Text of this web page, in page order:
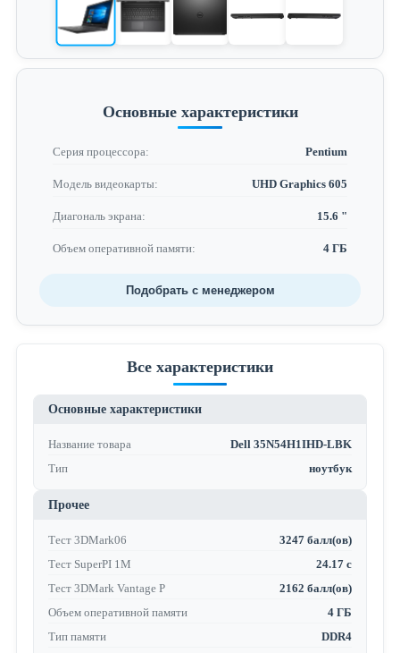
Основные характеристики
Серия процессора: Pentium
Модель видеокарты: UHD Graphics 605
Диагональ экрана: 15.6 "
Объем оперативной памяти: 4 ГБ
Подобрать с менеджером
Все характеристики
Основные характеристики
Название товара
Dell 35N54H1IHD-LBK
Тип
ноутбук
Прочее
Тест 3DMark06
3247 балл(ов)
Тест SuperPI 1M
24.17 с
Тест 3DMark Vantage P
2162 балл(ов)
Объем оперативной памяти
4 ГБ
Тип памяти
DDR4